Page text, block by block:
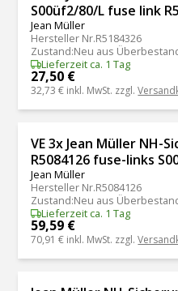
S00üf2/80/L fuse link
Jean Müller
Hersteller Nr.R5184326
Zustand:Neu aus
Lieferzeit ca. 1 Tag
27,50 €
32,73 € inkl. MwSt. zzgl.
VE 3x Jean Müller NH-
R5084126 fuse-links
Jean Müller
Hersteller Nr.R5084126
Zustand:Neu aus
Lieferzeit ca. 1 Tag
59,59 €
70,91 € inkl. MwSt. zzgl.